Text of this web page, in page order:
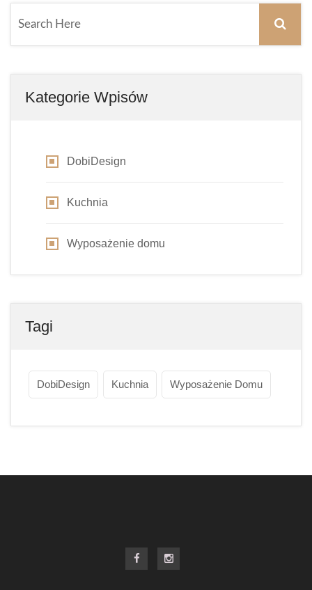
Kategorie Wpisów
DobiDesign
Kuchnia
Wyposażenie domu
Tagi
DobiDesign Kuchnia Wyposażenie Domu